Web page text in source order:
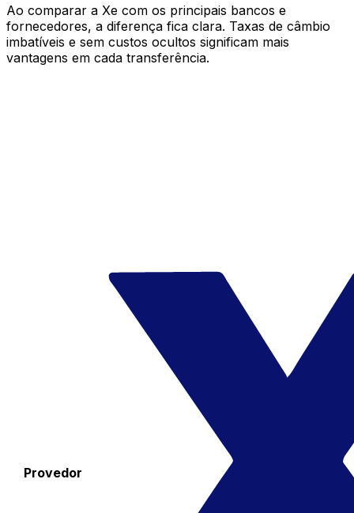
Ao comparar a Xe com os principais bancos e
fornecedores, a diferença fica clara. Taxas de câmbio
imbatíveis e sem custos ocultos significam mais
vantagens em cada transferência.
Provedor